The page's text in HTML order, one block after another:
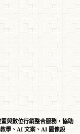
與數位行銷整合服務，協助
學、AI 文案、AI 圖像設